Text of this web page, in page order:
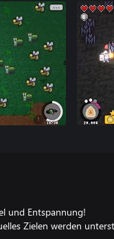
und Entspannung!
Zielen werden